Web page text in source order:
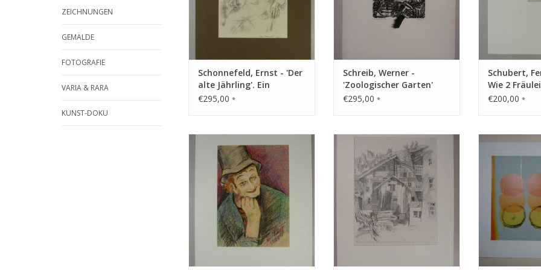
ZEICHNUNGEN
GEMÄLDE
FOTOGRAFIE
VARIA & RARA
KUNST-DOKU
Schonnefeld, Ernst - 'Der
alte Jährling'. Ein
Auerbacher Original
€295,00 *
Schreib, Werner -
'Zoologischer Garten'
€295,00 *
Schubert,
Wie 2
herfallen
€200,00 *
Lithografie
ZUM WARENKORB HINZUFÜGEN
Technik: Bleistift
ZUM WARENKORB HINZUFÜGEN
ZUM